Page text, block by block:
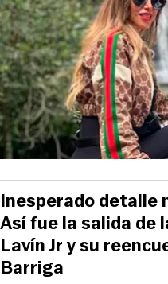
Inesperado detalle
Así fue la salida de
Lavín Jr y su
Barriga